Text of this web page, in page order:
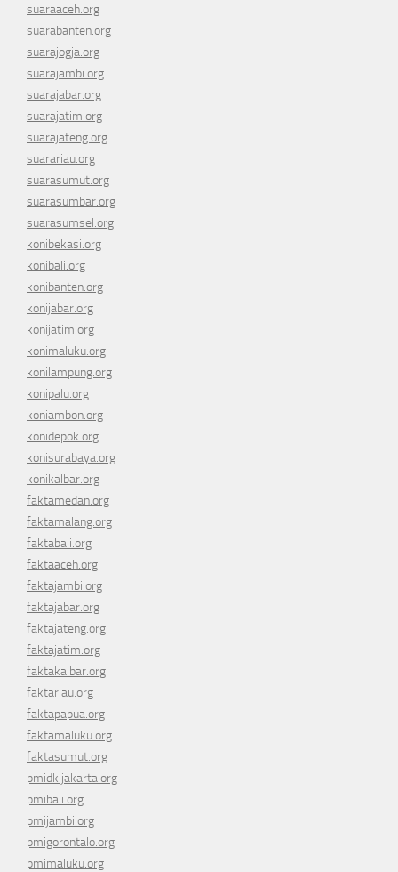
suaraaceh.org
suarabanten.org
suarajogja.org
suarajambi.org
suarajabar.org
suarajatim.org
suarajateng.org
suarariau.org
suarasumut.org
suarasumbar.org
suarasumsel.org
konibekasi.org
konibali.org
konibanten.org
konijabar.org
konijatim.org
konimaluku.org
konilampung.org
konipalu.org
koniambon.org
konidepok.org
konisurabaya.org
konikalbar.org
faktamedan.org
faktamalang.org
faktabali.org
faktaaceh.org
faktajambi.org
faktajabar.org
faktajateng.org
faktajatim.org
faktakalbar.org
faktariau.org
faktapapua.org
faktamaluku.org
faktasumut.org
pmidkijakarta.org
pmibali.org
pmijambi.org
pmigorontalo.org
pmimaluku.org